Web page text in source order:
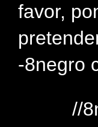
favor,
-8negro
//